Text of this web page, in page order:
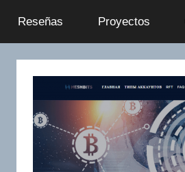
Reseñas Proyectos